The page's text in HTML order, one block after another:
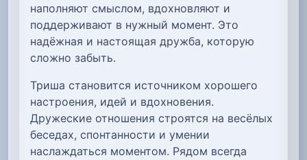
наполняют смыслом, вдохновляют и
поддерживают в нужный момент. Это
надёжная и настоящая дружба, которую
сложно забыть.
Триша становится источником хорошего
настроения, идей и вдохновения.
Дружеские отношения строятся на весёлых
беседах, спонтанности и умении
наслаждаться моментом. Рядом всегда